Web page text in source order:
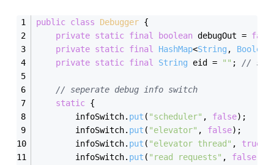
public class Debugger {
private static final boolean debugOut =
private static final HashMap<String , Boolean
private static final String eid = "" ; //
// seperate debug info switch
static {
        infoSwitch.
put ( "scheduler" , false);
        infoSwitch.
put ( "elevator" , false);
        infoSwitch.
put ( "elevator thread" , true
        infoSwitch.
put ( "read requests" , false